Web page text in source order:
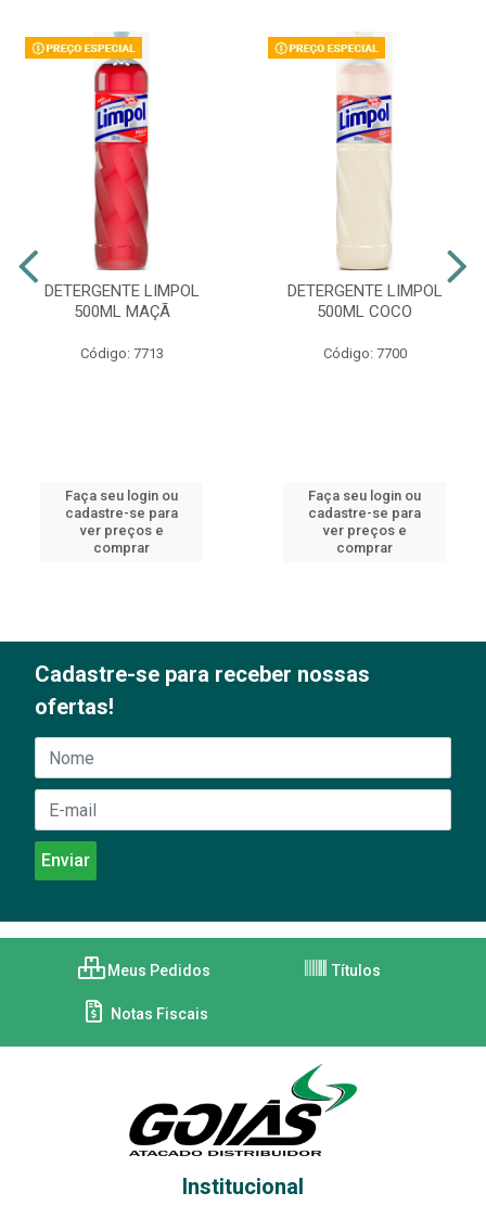
DETERGENTE LIMPOL
500ML MAÇÃ
Código: 7713
Faça seu login ou
cadastre-se para
ver preços e
comprar
DETERGENTE LIMPOL
500ML COCO
Código: 7700
Faça seu login ou
cadastre-se para
ver preços e
comprar
Cadastre-se para receber nossas
ofertas!
Meus Pedidos Títulos
Notas Fiscais
Institucional